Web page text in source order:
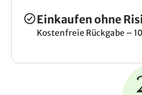
Einkaufen ohne
Kostenfreie Rückgabe –